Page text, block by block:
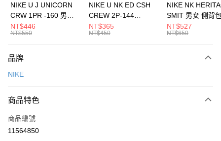
元大商業銀行
台灣樂天信用卡公司
全盈+PAY
AFTEE先享後付
【關於「AFTEE先享後付」】
便利好安心！
３．安心：先確認商品／服務後，再付款。
【「AFTEE先享後付」結帳流程】
１．於結帳方式選擇「AFTEE先享後付」後，將跳轉至「AFTEE先享後付」
運送方式
每筆NT$100，滿NT$1,500(含以上)免運費
宅配
每筆NT$100，滿NT$1,500(含以上)免運費
NIKE U J UNICORN
CRW 1PR -160 男女
中統襪 FZ3393100
NT$446
NT$550
NIKE U NK ED CSH
CREW 2P-144
EMBRDY 男女 短統襪
FZ3073133
NT$365
NT$450
NIKE NK
SMIT 男女 側背
BA5871010
NT$527
NT$650
品牌
NIKE
商品特色
商品編號
11564850